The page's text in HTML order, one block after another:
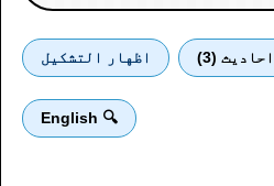
(3) اظهار التشكيل
🔍 English